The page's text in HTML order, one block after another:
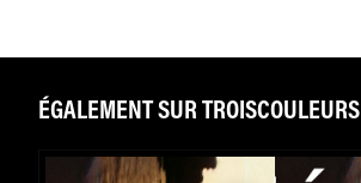
ÉGALEMENT SUR TROISCOULEURS